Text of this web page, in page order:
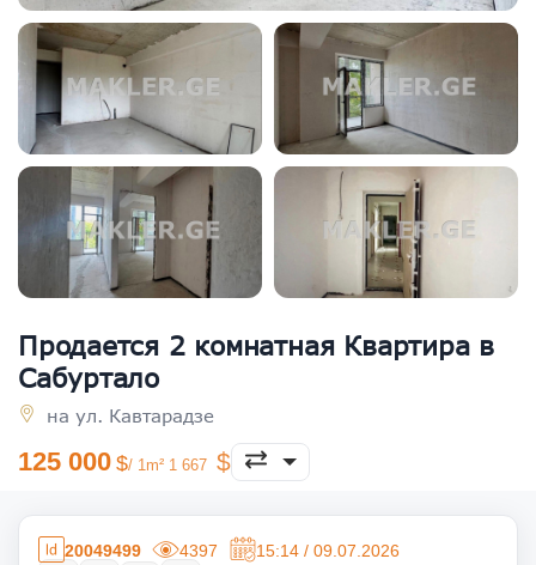
Продается 2 комнатная Квартира в
Сабуртало
на ул. Кавтарадзе
125 000 / 1m² 1 667
20049499 4397 15:14 / 09.07.2026